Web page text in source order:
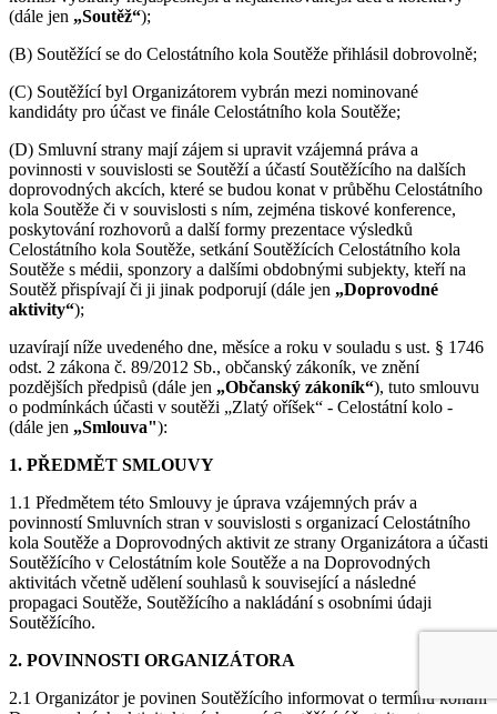
(dále jen „Soutěž“);
(B) Soutěžící se do Celostátního kola Soutěže přihlásil dobrovolně;
(C) Soutěžící byl Organizátorem vybrán mezi nominované
kandidáty pro účast ve finále Celostátního kola Soutěže;
(D) Smluvní strany mají zájem si upravit vzájemná práva a
povinnosti v souvislosti se Soutěží a účastí Soutěžícího na dalších
doprovodných akcích, které se budou konat v průběhu Celostátního
kola Soutěže či v souvislosti s ním, zejména tiskové konference,
poskytování rozhovorů a další formy prezentace výsledků
Celostátního kola Soutěže, setkání Soutěžících Celostátního kola
Soutěže s médii, sponzory a dalšími obdobnými subjekty, kteří na
Soutěž přispívají či ji jinak podporují (dále jen „Doprovodné
aktivity“);
uzavírají níže uvedeného dne, měsíce a roku v souladu s ust. § 1746
odst. 2 zákona č. 89/2012 Sb., občanský zákoník, ve znění
pozdějších předpisů (dále jen „Občanský zákoník“), tuto smlouvu
o podmínkách účasti v soutěži „Zlatý oříšek“ - Celostátní kolo -
(dále jen „Smlouva"):
1. PŘEDMĚT SMLOUVY
1.1 Předmětem této Smlouvy je úprava vzájemných práv a
povinností Smluvních stran v souvislosti s organizací Celostátního
kola Soutěže a Doprovodných aktivit ze strany Organizátora a účasti
Soutěžícího v Celostátním kole Soutěže a na Doprovodných
aktivitách včetně udělení souhlasů k související a následné
propagaci Soutěže, Soutěžícího a nakládání s osobními údaji
Soutěžícího.
2. POVINNOSTI ORGANIZÁTORA
2.1 Organizátor je povinen Soutěžícího informovat o termínu konání